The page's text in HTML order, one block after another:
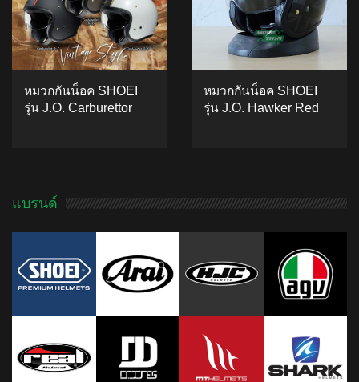
หมวกกันน็อค SHOEI
รุ่น J.O. Carburettor
customer
ADD TO CART
หมวกกันน็อค SHOEI
รุ่น J.O. Hawker Red
แบรนด์